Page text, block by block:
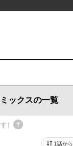
ックスの一覧
）
1話から